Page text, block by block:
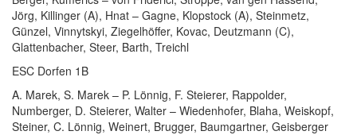
Jörg, Killinger (A), Hnat – Gagne, Klopstock (A), Steinmetz,
Günzel, Vinnytskyi, Ziegelhöffer, Kovac, Deutzmann (C),
Glattenbacher, Steer, Barth, Treichl
ESC Dorfen 1B
A. Marek, S. Marek – P. Lönnig, F. Steierer, Rappolder,
Numberger, D. Steierer, Walter – Wiedenhofer, Blaha, Weiskopf,
Steiner, C. Lönnig, Weinert, Brugger, Baumgartner, Geisberger